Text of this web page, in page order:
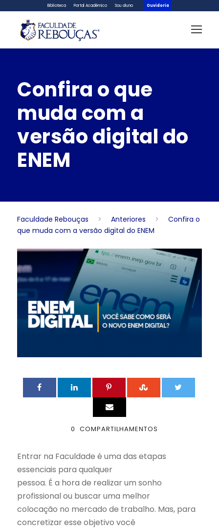
Biblioteca Portal Acadêmico Sou aluno Ouvidoria
Confira o que
muda com a
versão digital do
ENEM
Faculdade Rebouças > Anteriores >
Confira o
que muda com a versão digital do ENEM
0 COMPARTILHAMENTOS
Entrar na Faculdade é uma das etapas
essenciais para qualquer
pessoa. É a hora de realizar um sonho
profissional ou buscar uma melhor
colocação no mercado de trabalho. Mas, para
concretizar esse objetivo você